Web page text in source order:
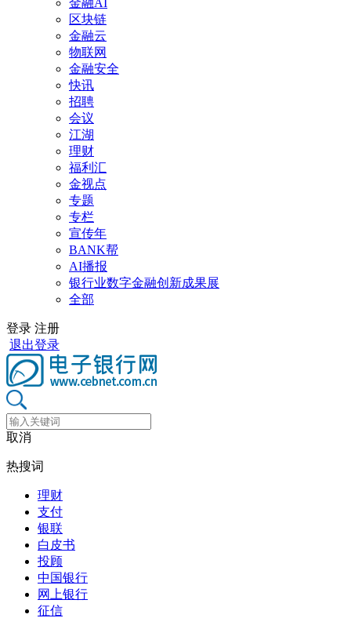
区块链
金融云
物联网
金融安全
快讯
招聘
会议
江湖
理财
福利汇
金视点
专题
专栏
宣传年
BANK帮
AI播报
银行业数字金融创新成果展
全部
登录 注册
退出登录
取消
热搜词
理财
支付
银联
白皮书
投顾
中国银行
网上银行
征信